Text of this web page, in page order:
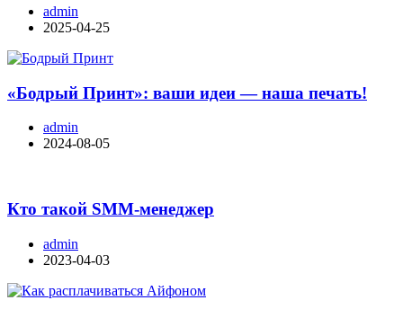
admin
2025-04-25
«Бодрый Принт»: ваши идеи — наша печать!
admin
2024-08-05
Кто такой SMM-менеджер
admin
2023-04-03